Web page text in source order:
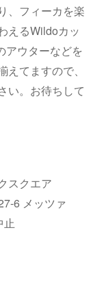
、フィーカを楽
えるWildoカッ
アウターなどを
てますので、
い。お待ちして
スクエア
6 メッツァ
止